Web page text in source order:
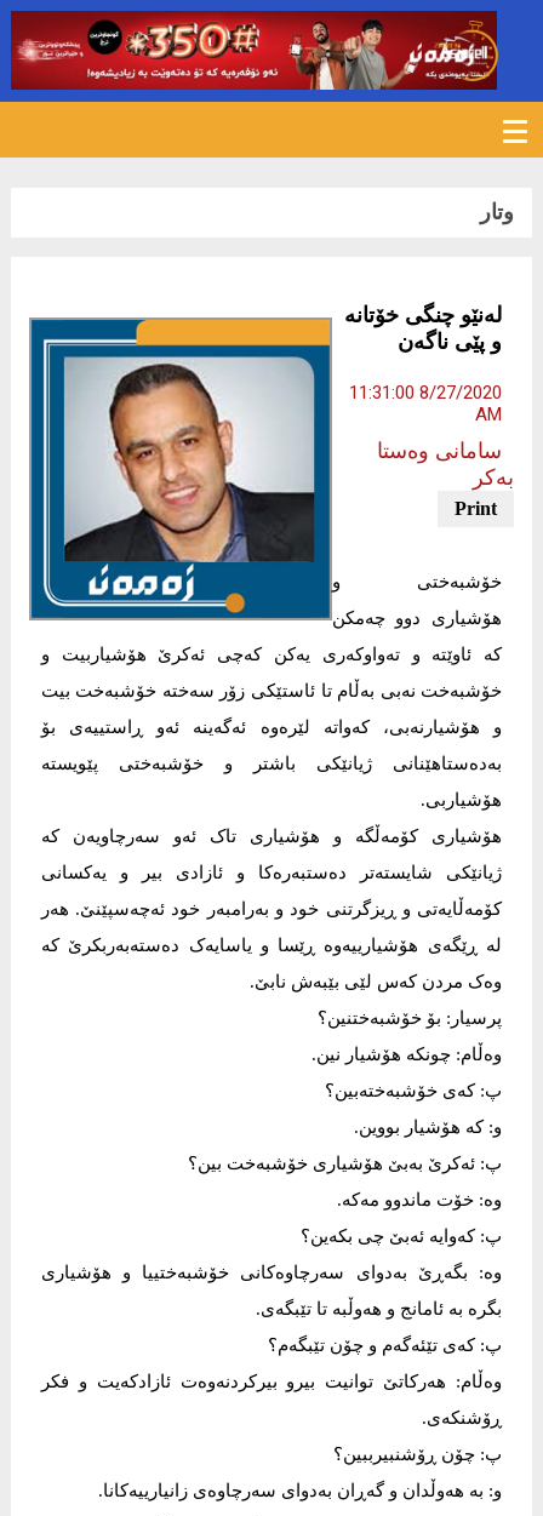
وتار
لەنێو چنگی خۆتانە
و پێی ناگەن
8/27/2020 11:31:00
AM
سامانی وەستا
بەکر
خۆشبەختی و
هۆشیاری دوو چەمکن
کە ئاوێتە و تەواوکەری یەکن کەچی ئەکرێ هۆشیاربیت و
خۆشبەخت نەبی بەڵام تا ئاستێکی زۆر سەختە خۆشبەخت بیت
و هۆشیارنەبی، کەواتە لێرەوە ئەگەینە ئەو ڕاستییەی بۆ
بەدەستاهێنانی ژیانێکی باشتر و خۆشبەختی پێویستە
هۆشیاربی.
هۆشیاری کۆمەڵگە و هۆشیاری تاک ئەو سەرچاویەن کە
ژیانێکی شایستەتر دەستبەرەکا و ئازادی بیر و یەکسانی
کۆمەڵایەتی و ڕیزگرتنی خود و بەرامبەر خود ئەچەسپێنێ. هەر
لە ڕێگەی هۆشیارییەوە ڕێسا و یاسایەک دەستەبەربکرێ کە
وەک مردن کەس لێی بێبەش نابێ.
پرسیار: بۆ خۆشبەختنین؟
وەڵام: چونکە هۆشیار نین.
پ: کەی خۆشبەختەبین؟
و: کە هۆشیار بووین.
پ: ئەکرێ بەبێ هۆشیاری خۆشبەخت بین؟
وە: خۆت ماندوو مەکە.
پ: کەوایە ئەبێ چی بکەین؟
وە: بگەڕێ بەدوای سەرچاوەکانی خۆشبەختییا و هۆشیاری
بگرە بە ئامانج و هەوڵبە تا تێبگەی.
پ: کەی تێئەگەم و چۆن تێبگەم؟
وەڵام: هەرکاتێ توانیت بیرو بیرکردنەوەت ئازادکەیت و فکر
ڕۆشنکەی.
پ: چۆن ڕۆشنبیرببین؟
و: بە هەوڵدان و گەڕان بەدوای سەرچاوەی زانیارییەکانا.